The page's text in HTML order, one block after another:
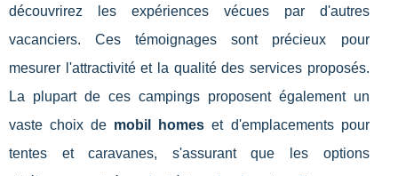
découvrirez les expériences vécues par d'autres
vacanciers. Ces témoignages sont précieux pour
mesurer l'attractivité et la qualité des services proposés.
La plupart de ces campings proposent également un
vaste choix de mobil homes et d'emplacements pour
tentes et caravanes, s'assurant que les options